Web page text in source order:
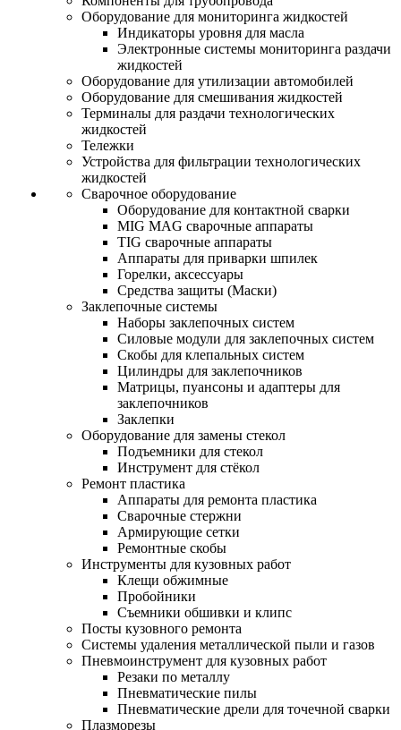
Оборудование для мониторинга жидкостей
Индикаторы уровня для масла
Электронные системы мониторинга раздачи
жидкостей
Оборудование для утилизации автомобилей
Оборудование для смешивания жидкостей
Терминалы для раздачи технологических
жидкостей
Тележки
Устройства для фильтрации технологических
жидкостей
Сварочное оборудование
Оборудование для контактной сварки
MIG MAG сварочные аппараты
TIG сварочные аппараты
Аппараты для приварки шпилек
Горелки, аксессуары
Средства защиты (Маски)
Заклепочные системы
Наборы заклепочных систем
Силовые модули для заклепочных систем
Скобы для клепальных систем
Цилиндры для заклепочников
Матрицы, пуансоны и адаптеры для
заклепочников
Заклепки
Оборудование для замены стекол
Подъемники для стекол
Инструмент для стёкол
Ремонт пластика
Аппараты для ремонта пластика
Сварочные стержни
Армирующие сетки
Ремонтные скобы
Инструменты для кузовных работ
Клещи обжимные
Пробойники
Съемники обшивки и клипс
Посты кузовного ремонта
Системы удаления металлической пыли и газов
Пневмоинструмент для кузовных работ
Резаки по металлу
Пневматические пилы
Пневматические дрели для точечной сварки
Плазморезы